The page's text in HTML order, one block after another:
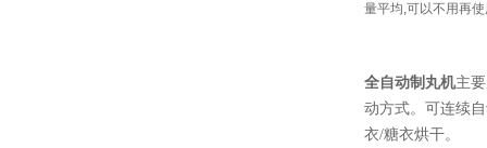
量平均,可以不用再
全自动制丸机主
动方式。可连续
衣/糖衣烘干。